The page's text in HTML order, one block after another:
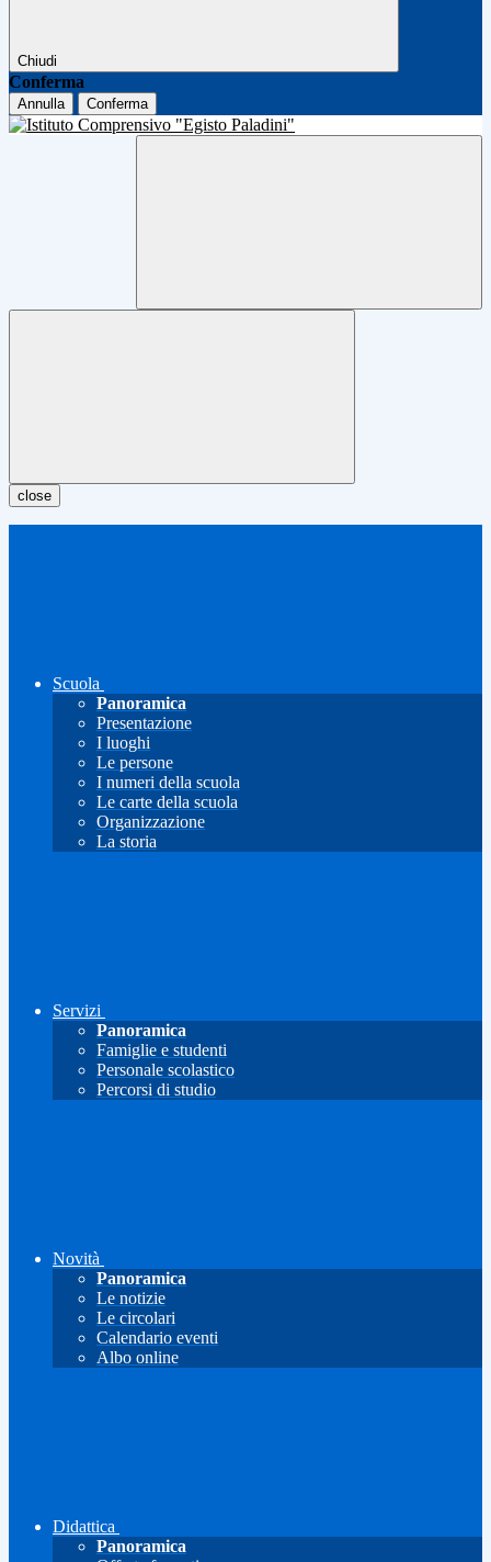
Chiudi
Conferma
Annulla Conferma
close
Scuola
Panoramica
Presentazione
I luoghi
Le persone
I numeri della scuola
Le carte della scuola
Organizzazione
La storia
Servizi
Panoramica
Famiglie e studenti
Personale scolastico
Percorsi di studio
Novità
Panoramica
Le notizie
Le circolari
Calendario eventi
Albo online
Didattica
Panoramica